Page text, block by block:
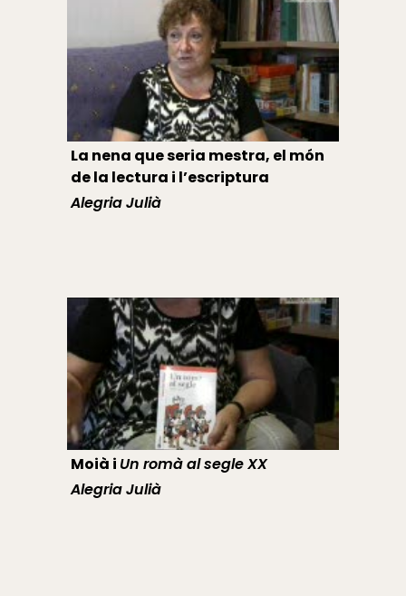
La nena que seria mestra, el món
de la lectura i l’escriptura
Alegria Julià
Moià i Un romà al segle XX
Alegria Julià